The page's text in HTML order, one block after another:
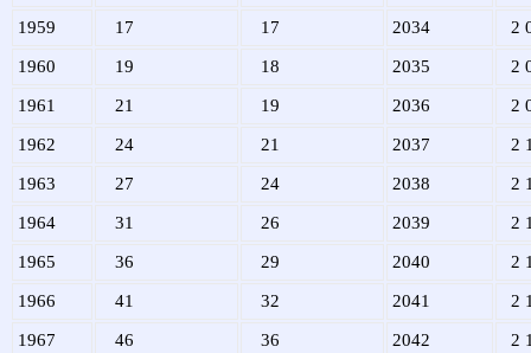
1959 17 17 2034 2
1960 19 18 2035 2
1961 21 19 2036 2
1962 24 21 2037 2
1963 27 24 2038 2
1964 31 26 2039 2
1965 36 29 2040 2
1966 41 32 2041 2
1967 46 36 2042 2